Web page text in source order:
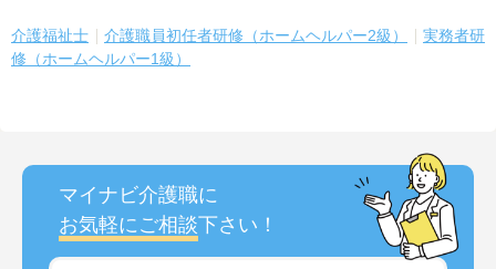
介護福祉士 介護職員初任者研修（ホームヘルパー2級）
実務者研
修（ホームヘルパー1級）
マイナビ介護職に
お気軽にご相談下さい！